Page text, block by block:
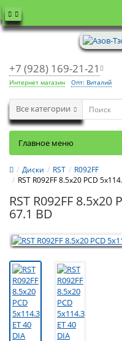
+7 (928) 169-21-21
Интернет магазин Опт: Виталий
Все категории
Главное меню
Диски RST
R092FF
RST R092FF 8.5x20 PCD
RST R092FF 8.5x20
67.1 BD